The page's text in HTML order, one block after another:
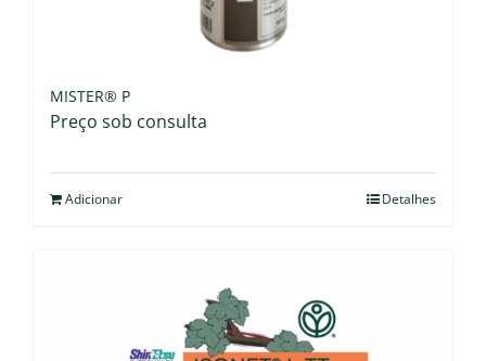
MISTER® P
Preço sob consulta
Adicionar Detalhes